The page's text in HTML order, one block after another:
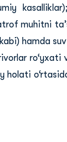
muhitni
hamda
ro‘yxati
holati